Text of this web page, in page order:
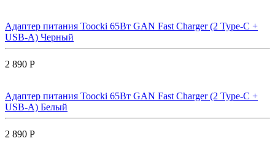
Адаптер питания Toocki 65Вт GAN Fast Charger (2 Type-C +
USB-A) Черный
2 890 Р
Адаптер питания Toocki 65Вт GAN Fast Charger (2 Type-C +
USB-A) Белый
2 890 Р